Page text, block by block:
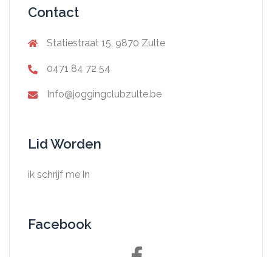
Contact
Statiestraat 15, 9870 Zulte
0471 84 72 54
Info@joggingclubzulte.be
Lid Worden
ik schrijf me in
Facebook
Facebook